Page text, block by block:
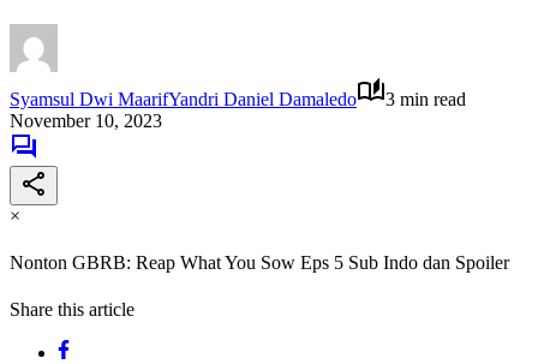
Syamsul Dwi MaarifYandri Daniel Damaledo
3 min read
November 10, 2023
×
Nonton GBRB: Reap What You Sow Eps 5 Sub Indo dan Spoiler
Share this article